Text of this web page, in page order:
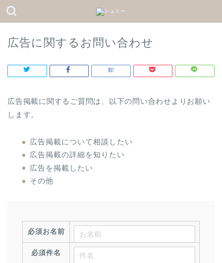
広告に関するお問い合わせ
広告掲載に関するご質問は、以下の問い合わせよりお願い
します。
広告掲載について相談したい
広告掲載の詳細を知りたい
広告を掲載したい
その他
必須お名前
必須件名